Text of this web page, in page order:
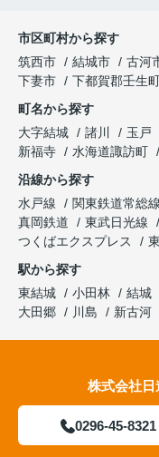
市区町村から探す
筑西市
結城市 古河
下妻市
下都賀郡壬生
町名から探す
大字結城
諸川 玉戸
新福寺
水海道諏訪町
沿線から探す
水戸線
関東鉄道常総線
真岡鉄道
東武日光線
つくばエクスプレス
駅から探す
東結城
小田林 結城
大田郷
川島 新古河
株式会社
0296-45-8321